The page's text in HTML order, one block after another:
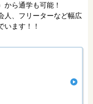
ら通学も可能！
人、フリーターなど幅広
います！！